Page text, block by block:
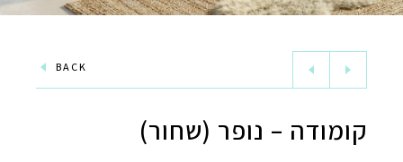
BACK
קומודה – נופר (שחור)